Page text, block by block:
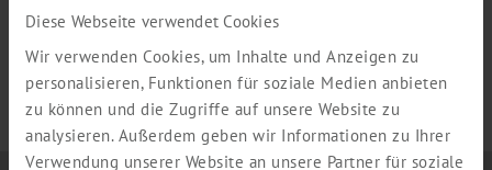
Diese Webseite verwendet Cookies
Wir verwenden Cookies, um Inhalte und Anzeigen zu
personalisieren, Funktionen für soziale Medien anbieten
zu können und die Zugriffe auf unsere Website zu
analysieren. Außerdem geben wir Informationen zu Ihrer
Verwendung unserer Website an unsere Partner für soziale